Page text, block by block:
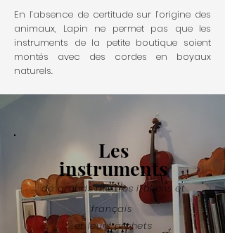
En l’absence de certitude sur l’origine des
animaux, Lapin ne permet pas que les
instruments de la petite boutique soient
montés avec des cordes en boyaux
naturels.
Les
instruments
de grands maîtres italiens et
français
et leurs archets